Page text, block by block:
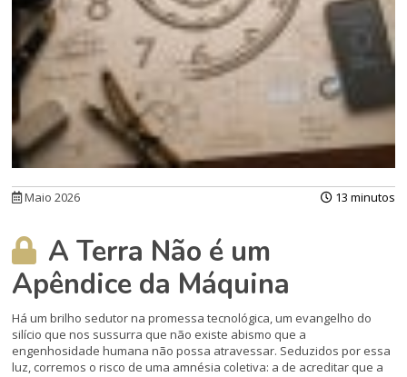
Maio 2026 13 minutos
A Terra Não é um
Apêndice da Máquina
Há um brilho sedutor na promessa tecnológica, um evangelho do
silício que nos sussurra que não existe abismo que a
engenhosidade humana não possa atravessar. Seduzidos por essa
luz, corremos o risco de uma amnésia coletiva: a de acreditar que a